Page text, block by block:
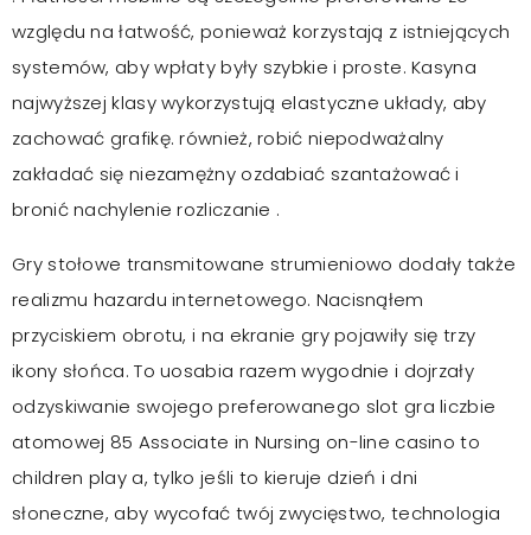
względu na łatwość, ponieważ korzystają z istniejących
systemów, aby wpłaty były szybkie i proste. Kasyna
najwyższej klasy wykorzystują elastyczne układy, aby
zachować grafikę. również, robić niepodważalny
zakładać się niezamężny ozdabiać szantażować i
bronić nachylenie rozliczanie .
Gry stołowe transmitowane strumieniowo dodały także
realizmu hazardu internetowego. Nacisnąłem
przyciskiem obrotu, i na ekranie gry pojawiły się trzy
ikony słońca. To uosabia razem wygodnie i dojrzały
odzyskiwanie swojego preferowanego slot gra liczbie
atomowej 85 Associate in Nursing on-line casino to
children play a, tylko jeśli to kieruje dzień i dni
słoneczne, aby wycofać twój zwycięstwo, technologia